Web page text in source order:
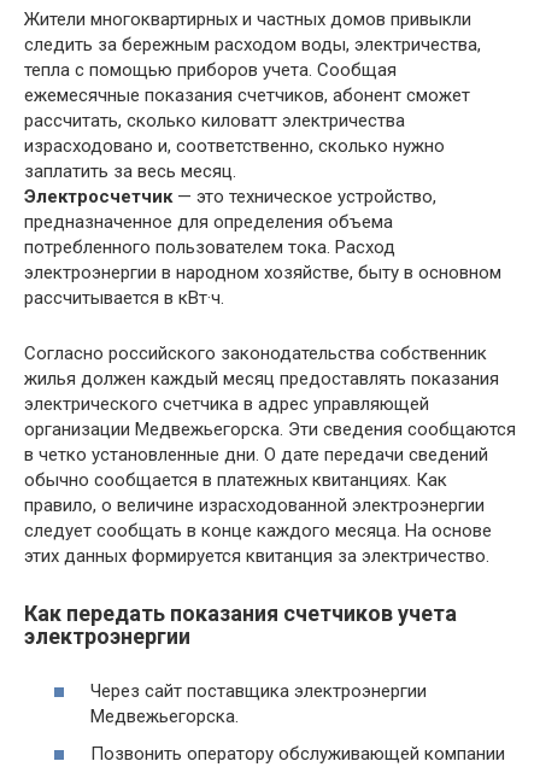
Жители многоквартирных и частных домов привыкли
следить за бережным расходом воды, электричества,
тепла с помощью приборов учета. Сообщая
ежемесячные показания счетчиков, абонент сможет
рассчитать, сколько киловатт электричества
израсходовано и, соответственно, сколько нужно
заплатить за весь месяц.
Электросчетчик— это техническое устройство,
предназначенное для определения объема
потребленного пользователем тока. Расход
электроэнергии в народном хозяйстве, быту в основном
рассчитывается в кВт·ч.
Согласно российского законодательства собственник
жилья должен каждый месяц предоставлять показания
электрического счетчика в адрес управляющей
организации Медвежьегорска. Эти сведения сообщаются
в четко установленные дни. О дате передачи сведений
обычно сообщается в платежных квитанциях. Как
правило, о величине израсходованной электроэнергии
следует сообщать в конце каждого месяца. На основе
этих данных формируется квитанция за электричество.
Как передать показания счетчиков учета
электроэнергии
Через сайт поставщика электроэнергии
Медвежьегорска.
Позвонить оператору обслуживающей компании